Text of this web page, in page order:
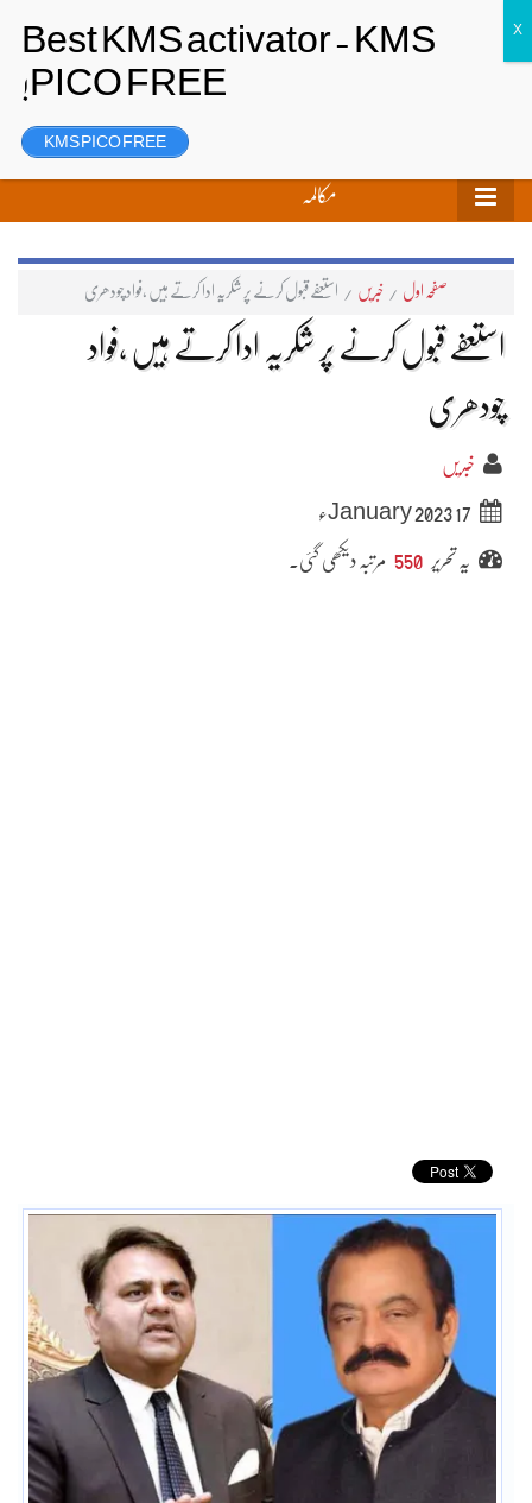
رجسٹر
مکالمہ
صفحہ اول / خبریں / استعفے قبول کرنے پر شکریہ ادا کرتے ہیں ،فواد چودھری
استعفے قبول کرنے پر شکریہ ادا کرتے ہیں ،فواد
چودھری
خبریں
17 January 2023ء
یہ تحریر 550 مرتبہ دیکھی گئی۔
KMS PICO FREE